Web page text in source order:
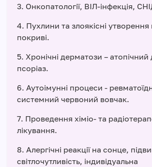
3. Онкопатології, ВІЛ-інфекція,
4. Пухлини та злоякісні
покриві.
5. Хронічні дерматози – атопічний
псоріаз.
6. Аутоімунні процеси -
системний червоний вовчак.
7. Проведення хіміо- та
лікування.
8. Алергічні реакції на сонце,
світлочутливість, індивідуальна